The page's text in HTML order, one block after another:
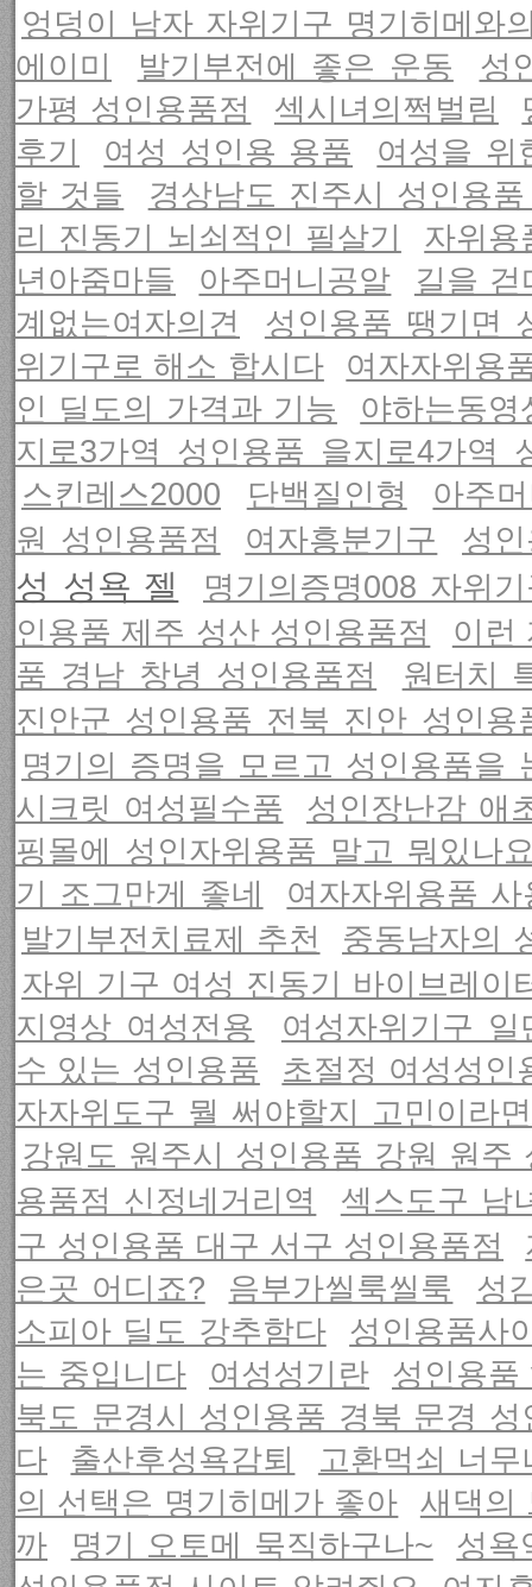
엉덩이 남자 자위기구 명기히메와
에이미
발기부전에 좋은 운동
성
가평 성인용품점
섹시녀의쩍벌림
후기
여성 성인용 용품
여성을 위
할 것들
경상남도 진주시 성인용
리 진동기 뇌쇠적인 필살기
자위용
년아줌마들
아주머니공알
길을
계없는여자의견
성인용품 땡기면
위기구로 해소 합시다
여자자위용
인 딜도의 가격과 기능
야하는동영
지로3가역 성인용품 을지로4가역
스킨레스2000
단백질인형
아주
원 성인용품점
여자흥분기구 성
성 성욕 젤
명기의증명008 자위
인용품 제주 성산 성인용품점
이런
품 경남 창녕 성인용품점
원터치
진안군 성인용품 전북 진안 성인용
명기의 증명을 모르고 성인용품을
시크릿 여성필수품
성인장난감 애
핑몰에 성인자위용품 말고 뭐있나
기 조그만게 좋네
여자자위용품
발기부전치료제 추천
중동남자의
자위 기구 여성 진동기 바이브레이
지영상 여성전용
여성자위기구
수 있는 성인용품
초절정 여성성인
자자위도구 뭘 써야할지 고민이라면
강원도 원주시 성인용품 강원 원주
용품점 신정네거리역
섹스도구 남
구 성인용품 대구 서구 성인용품점
은곳 어디죠?
음부가씰룩씰룩
성
소피아 딜도 강추함다
성인용품사
는 중입니다
여성성기란
성인용품
북도 문경시 성인용품 경북 문경 성
다
출산후성욕감퇴
고환먹쇠 너
의 선택은 명기히메가 좋아
새댁의
까
명기 오토메 묵직하구나~
성욕